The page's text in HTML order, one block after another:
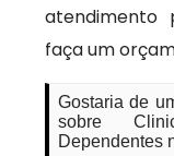
atendimento
faça um
Gostaria de
sobre
Dependentes